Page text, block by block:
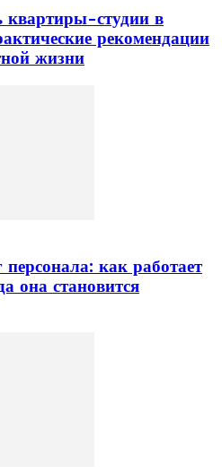
квартиры-студии в
рекомендации
жизни
как работает
она становится